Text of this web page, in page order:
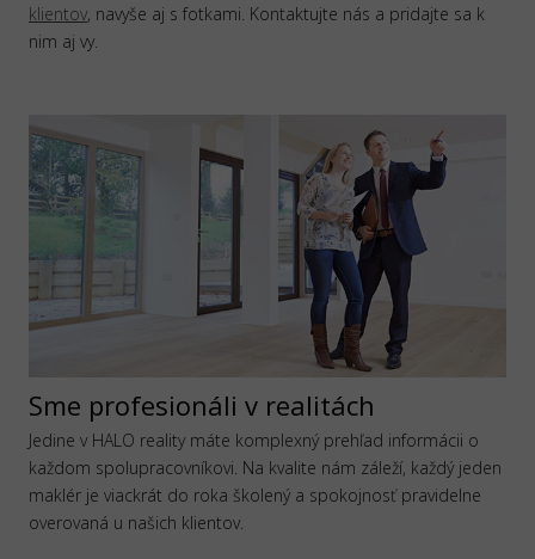
klientov, navyše aj s fotkami. Kontaktujte nás a pridajte sa k
nim aj vy.
Sme profesionáli v realitách
Jedine v HALO reality máte komplexný prehľad informácii o
každom spolupracovníkovi. Na kvalite nám záleží, každý jeden
maklér je viackrát do roka školený a spokojnosť pravidelne
overovaná u našich klientov.